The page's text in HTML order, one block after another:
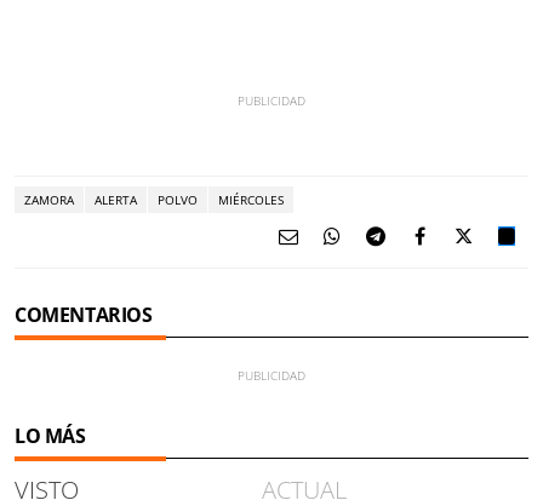
ZAMORA ALERTA POLVO MIÉRCOLES
COMENTARIOS
LO MÁS
VISTO ACTUAL